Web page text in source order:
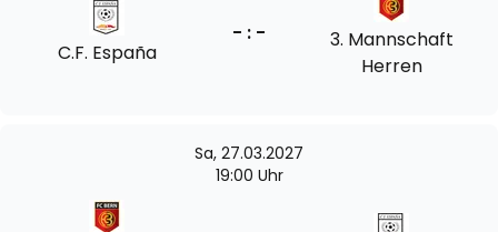
C.F. España
- : -
3. Mannschaft
Herren
Sa, 27.03.2027
19:00 Uhr